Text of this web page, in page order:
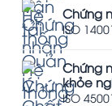
Chứng
ISO
Chứng
khỏe
ISO